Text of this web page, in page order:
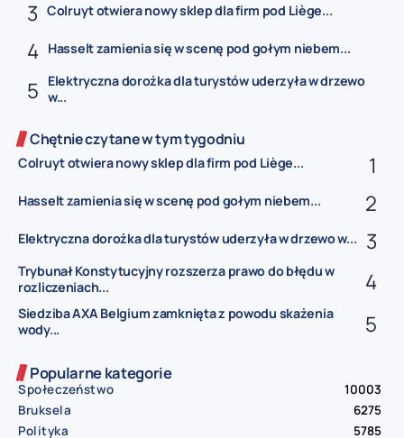
Colruyt otwiera nowy sklep dla firm pod Liège...
Hasselt zamienia się w scenę pod gołym niebem...
Elektryczna dorożka dla turystów uderzyła w drzewo
w...
Chętnie czytane w tym tygodniu
Colruyt otwiera nowy sklep dla firm pod Liège...
Hasselt zamienia się w scenę pod gołym niebem...
Elektryczna dorożka dla turystów uderzyła w drzewo w...
Trybunał Konstytucyjny rozszerza prawo do błędu w
rozliczeniach...
Siedziba AXA Belgium zamknięta z powodu skażenia
wody...
Popularne kategorie
Społeczeństwo
10003
Bruksela
6275
Polityka
5785